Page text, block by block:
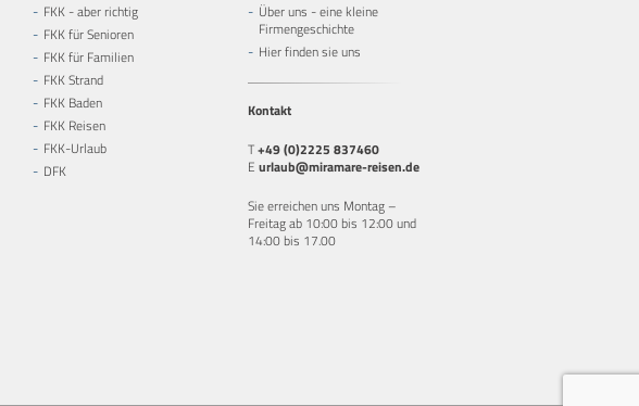
FKK - aber richtig
FKK für Senioren
FKK für Familien
FKK Strand
FKK Baden
FKK Reisen
FKK-Urlaub
DFK
Über uns - eine kleine
Firmengeschichte
Hier finden sie uns
Kontakt
T+49 (0)2225 837460
E urlaub@miramare-reisen.de
Sie erreichen uns Montag –
Freitag ab 10:00 bis 12:00 und
14:00 bis 17.00